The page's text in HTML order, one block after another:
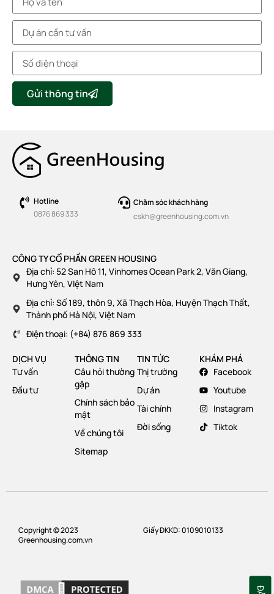
Gửi thông tin
Hotline
0876 869 333
Chăm sóc khách hàng
cskh@greenhousing.com.vn
CÔNG TY CỔ PHẦN GREEN HOUSING
Địa chỉ: 52 San Hô 11, Vinhomes Ocean Park 2, Văn Giang,
Hưng Yên, VIệt Nam
Địa chỉ: Số 189, thôn 9, Xã Thạch Hòa, Huyện Thạch Thất,
Thành phố Hà Nội, Việt Nam
Điện thoại: (+84) 876 869 333
DỊCH VỤ
Tư vấn
Đầu tư
THÔNG TIN
Câu hỏi thường
gặp
Chính sách bảo
mật
Về chúng tôi
Sitemap
TIN TỨC
Thị trường
Dự án
Tài chính
Đời sống
KHÁM PHÁ
Facebook
Youtube
Instagram
Tiktok
Copyright © 2023
Greenhousing.com.vn
Giấy ĐKKD: 0109010133